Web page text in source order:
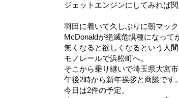
ジェットエンジンにしてみれば
羽田に着いて久しぶりに朝マック
McDonaldが絶滅危惧種になって
無くなると欲しくなるという人間
モノレールで浜松町へ。
そこから乗り継いで埼玉県大宮市
午後2時から新年挨拶と商談です。
今日は2件の予定。